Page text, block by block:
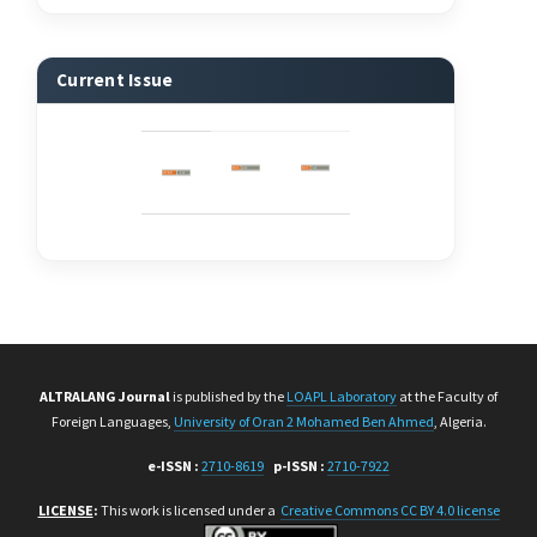
Current Issue
ALTRALANG Journal is published by the LOAPL Laboratory at the Faculty of
Foreign Languages, University of Oran 2 Mohamed Ben Ahmed , Algeria.
e-ISSN : 2710-8619 p-ISSN : 2710-7922
LICENSE: This work is licensed under a Creative Commons CC BY 4.0 license